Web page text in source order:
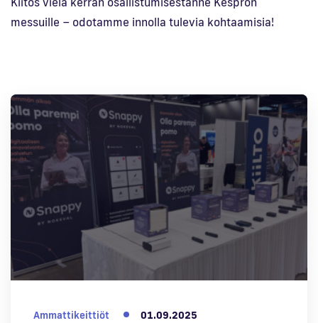
messuille – odotamme innolla tulevia kohtaamisia!
Ammattikeittiöt 01.09.2025